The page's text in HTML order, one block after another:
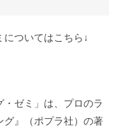
についてはこちら↓
ゼミ」は、プロのラ
グ』（ポプラ社）の著